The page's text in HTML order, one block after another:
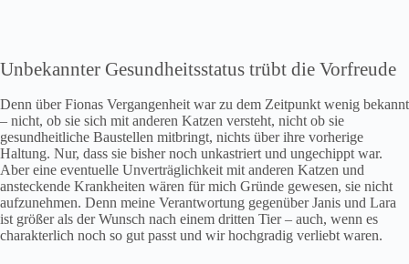
Unbekannter Gesundheitsstatus trübt die Vorfreude
Denn über Fionas Vergangenheit war zu dem Zeitpunkt wenig bekannt
– nicht, ob sie sich mit anderen Katzen versteht, nicht ob sie
gesundheitliche Baustellen mitbringt, nichts über ihre vorherige
Haltung. Nur, dass sie bisher noch unkastriert und ungechippt war.
Aber eine eventuelle Unverträglichkeit mit anderen Katzen und
ansteckende Krankheiten wären für mich Gründe gewesen, sie nicht
aufzunehmen. Denn meine Verantwortung gegenüber Janis und Lara
ist größer als der Wunsch nach einem dritten Tier – auch, wenn es
charakterlich noch so gut passt und wir hochgradig verliebt waren.